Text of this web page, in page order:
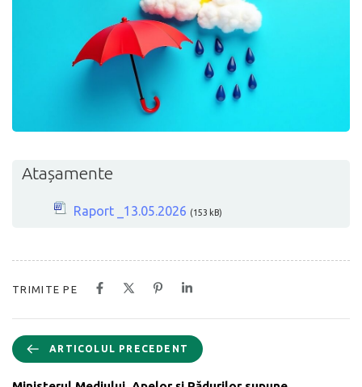
Atașamente
Raport _13.05.2026 (153 kB)
TRIMITE PE
ARTICOLUL PRECEDENT